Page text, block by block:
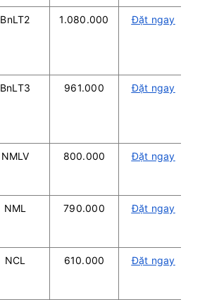
BnLT2 1.080.000 Đặt ngay
BnLT3 961.000 Đặt ngay
NMLV 800.000 Đặt ngay
NML 790.000 Đặt ngay
NCL 610.000 Đặt ngay